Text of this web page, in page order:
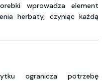
wprowadza element
herbaty, czyniąc każdą
ogranicza potrzebę